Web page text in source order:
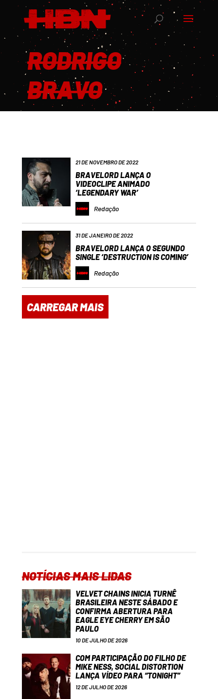
RODRIGO
BRAVO
21 DE NOVEMBRO DE 2022
BRAVELORD LANÇA O
VIDEOCLIPE ANIMADO
‘LEGENDARY WAR’
Redação
31 DE JANEIRO DE 2022
BRAVELORD LANÇA O SEGUNDO
SINGLE ‘DESTRUCTION IS COMING’
Redação
CARREGAR MAIS
NOTÍCIAS MAIS LIDAS
VELVET CHAINS INICIA TURNÊ
BRASILEIRA NESTE SÁBADO E
CONFIRMA ABERTURA PARA
EAGLE EYE CHERRY EM SÃO
PAULO
10 DE JULHO DE 2026
COM PARTICIPAÇÃO DO FILHO DE
MIKE NESS, SOCIAL DISTORTION
LANÇA VÍDEO PARA “TONIGHT”
12 DE JULHO DE 2026